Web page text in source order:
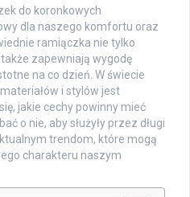
do koronkowych
dla naszego komfortu oraz
ramiączka nie tylko
zapewniają wygodę
na co dzień. W świecie
i stylów jest
jakie cechy powinny mieć
o nie, aby służyły przez długi
trendom, które mogą
charakteru naszym